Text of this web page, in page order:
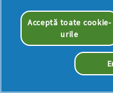
Acceptă toate cookie-
urile